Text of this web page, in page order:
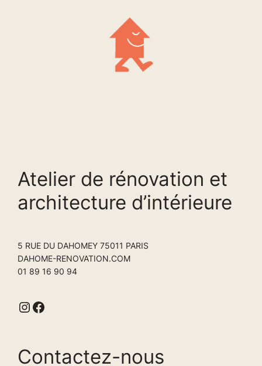
Atelier de rénovation et
architecture d’intérieure
5 RUE DU DAHOMEY 75011 PARIS
DAHOME-RENOVATION.COM
01 89 16 90 94
InstagramFacebook
Contactez-nous